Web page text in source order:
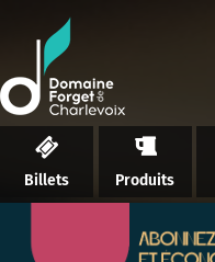
Billets Produits